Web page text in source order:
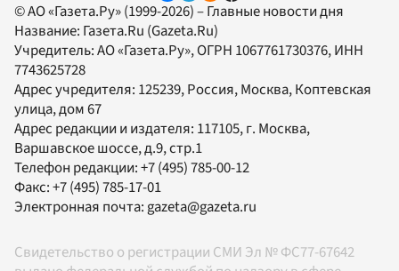
© АО «Газета.Ру» (1999-2026) – Главные новости дня
Название: Газета.Ru (Gazeta.Ru)
Учредитель:АО «Газета.Ру», ОГРН 1067761730376, ИНН
7743625728
Адрес учредителя: 125239, Россия, Москва, Коптевская
улица, дом 67
Адрес редакции и издателя: 117105, г. Москва,
Варшавское шоссе, д.9, стр.1
Телефон редакции:+7 (495) 785-00-12
Факс:+7 (495) 785-17-01
Электронная почта:gazeta@gazeta.ru
Свидетельство о регистрации СМИ Эл № ФС77-67642